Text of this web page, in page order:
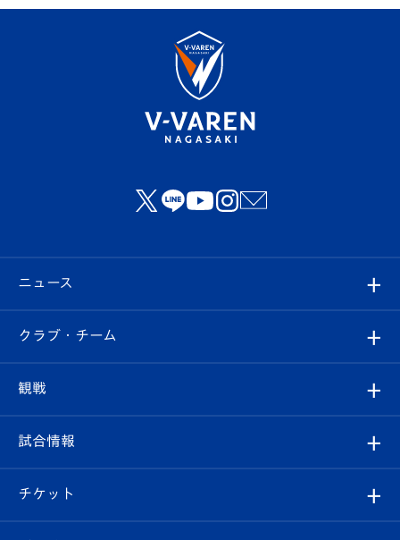
ニュース
すべて
クラブ
試合情報
クラブ・チーム
クラブ概要
エンブレム紹介
観戦
観戦ルール
はじめての観戦ガイド
試合情報
試合日程/結果
チケット